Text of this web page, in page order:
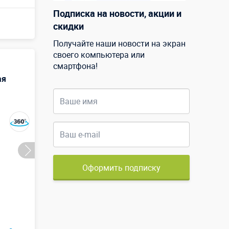
Подписка на новости, акции и
скидки
Получайте наши новости на экран
своего компьютера или
смартфона!
Оформить подписку